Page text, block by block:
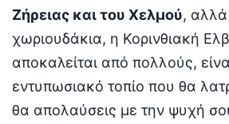
Ζήρειας και του Χελμού, αλλά
χωριουδάκια, η Κορινθιακή
αποκαλείται από πολλούς,
εντυπωσιακό τοπίο που θα
θα απολαύσεις με την ψυχή